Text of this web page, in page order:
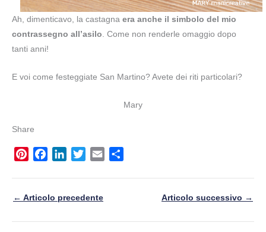
Ah, dimenticavo, la castagna era anche il simbolo del mio
contrassegno all’asilo. Come non renderle omaggio dopo
tanti anni!
E voi come festeggiate San Martino? Avete dei riti particolari?
Mary
Share
n
e
c
b
n
e
i
t
a
l
e
← Articolo precedente Articolo successivo →